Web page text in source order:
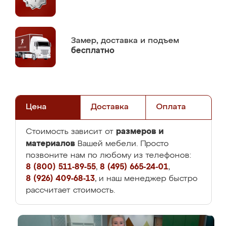
Замер, доставка и подъем
бесплатно
Цена Доставка Оплата
Стоимость зависит от размеров и
материалов Вашей мебели. Просто
позвоните нам по любому из телефонов:
8 (800) 511-89-55, 8 (495) 665-24-01,
8 (926) 409-68-13, и наш менеджер быстро
рассчитает стоимость.